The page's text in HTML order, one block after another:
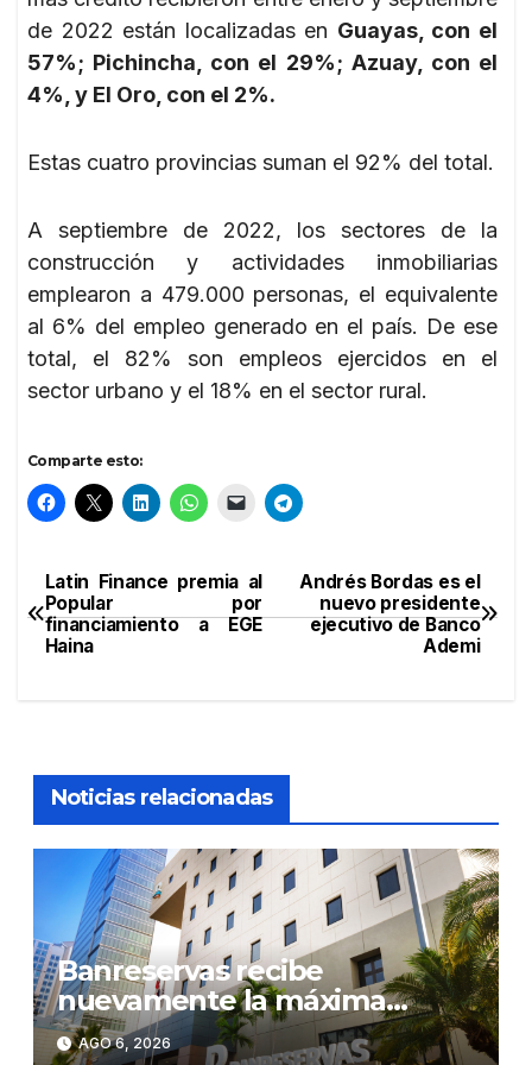
de 2022 están localizadas en Guayas, con el
57%; Pichincha, con el 29%; Azuay, con el
4%, y El Oro, con el 2%.
Estas cuatro provincias suman el 92% del total.
A septiembre de 2022, los sectores de la
construcción y actividades inmobiliarias
emplearon a 479.000 personas, el equivalente
al 6% del empleo generado en el país. De ese
total, el 82% son empleos ejercidos en el
sector urbano y el 18% en el sector rural.
Comparte esto:
Navegación
de
Andrés Bordas es el
nuevo presidente
ejecutivo de Banco
Ademi
Latin Finance premia al
Popular por
financiamiento a EGE
Haina
Noticias relacionadas
Banreservas recibe
nuevamente la máxima
calificación crediticia AAA.do
AGO 6, 2026